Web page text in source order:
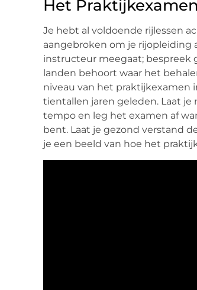
Het
Je hebt al voldoende rijlessen
aangebroken om je rijopleiding
instructeur meegaat; bespreek
landen behoort waar het
niveau van het praktijkexamen
tientallen jaren geleden. Laat je
tempo en leg het examen af
bent. Laat je gezond verstand
je een beeld van hoe het